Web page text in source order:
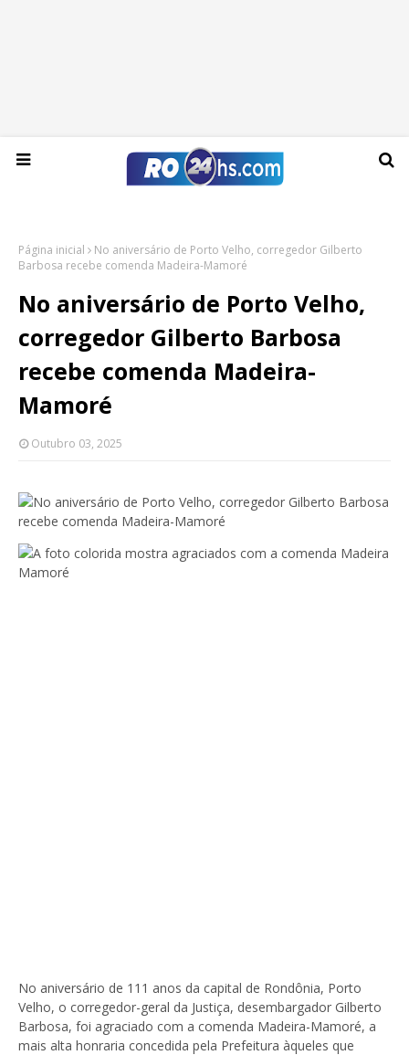
Quinta-feira, 06 de agosto de 2026
Página inicial
No aniversário de Porto Velho, corregedor Gilberto
Barbosa recebe comenda Madeira-Mamoré
No aniversário de Porto Velho,
corregedor Gilberto Barbosa
recebe comenda Madeira-
Mamoré
Outubro 03, 2025
No aniversário de 111 anos da capital de Rondônia, Porto
Velho, o corregedor-geral da Justiça, desembargador Gilberto
Barbosa, foi agraciado com a comenda Madeira-Mamoré, a
mais alta honraria concedida pela Prefeitura àqueles que